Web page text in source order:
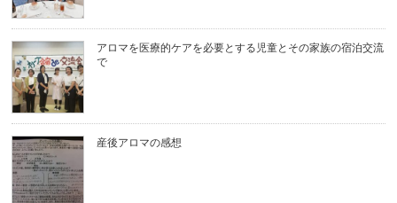
アロマを医療的ケアを必要とする児童とその家族の宿泊交流
で
産後アロマの感想